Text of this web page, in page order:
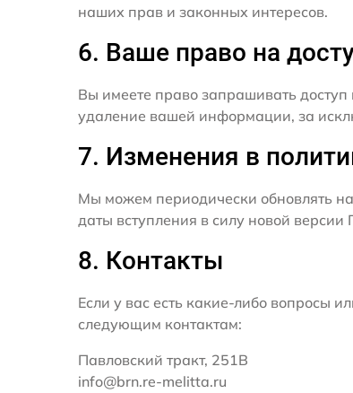
наших прав и законных интересов.
6. Ваше право на
Вы имеете право запрашивать
удаление вашей информации, за
7. Изменения в
Мы можем периодически обновлять
даты вступления в силу новой
8. Контакты
Если у вас есть какие-либо вопросы
следующим контактам:
Павловский тракт, 251В
info@brn.re-melitta.ru